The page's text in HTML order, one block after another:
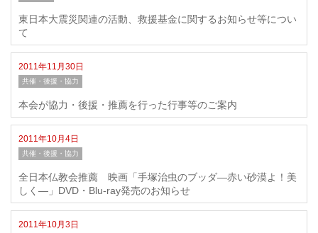
東日本大震災関連の活動、救援基金に関するお知らせ等につい
て
2011年11月30日
共催・後援・協力
本会が協力・後援・推薦を行った行事等のご案内
2011年10月4日
共催・後援・協力
全日本仏教会推薦 映画「手塚治虫のブッダ―赤い砂漠よ！美
しく―」DVD・Blu-ray発売のお知らせ
2011年10月3日